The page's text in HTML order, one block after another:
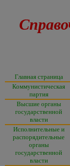
Главная страница
Коммунистическая
партия
Высшие органы
государственной
власти
Исполнительные и
распорядительные
органы
государственной
власти